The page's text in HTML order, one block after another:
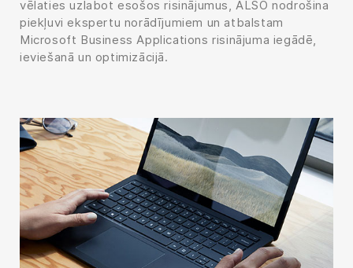
vēlaties uzlabot esošos risinājumus, ALSO nodrošina
piekļuvi ekspertu norādījumiem un atbalstam
Microsoft Business Applications risinājuma iegādē,
ieviešanā un optimizācijā.